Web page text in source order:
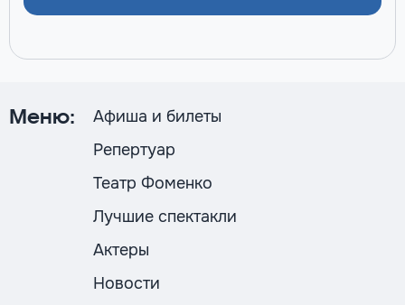
Меню:
Афиша и билеты
Репертуар
Театр Фоменко
Лучшие спектакли
Актеры
Новости